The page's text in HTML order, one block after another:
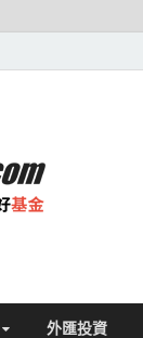
外匯投資